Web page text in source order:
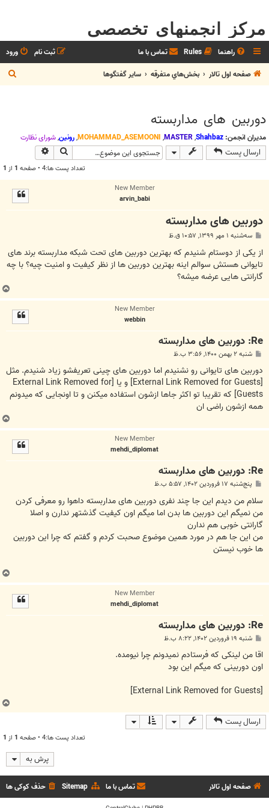
مرکز انجمنهای تخصصی
راهنما Rules تماس با ما ورود
ثبت نام
صفحه اول تالار
بخش‌‌هاي متفرقه ساير گفتگوها
س
دوربین های مداربسته
مدیران انجمن: Shahbaz
,
MASTER
,
MOHAMMAD_ASEMOONI
,رونین,شوراي نظارت
ارسال پست جستجو
تعداد پست ها:4 • صفحه 1 از 1
New Member
arvin_babi
دوربین های مداربسته
ت
سه‌شنبه ۱ مهر ۱۳۹۹, ۱۰:۵۷ ق.ظ
از یکی از دوستام شنیدم که بهترین دوربین های تحت شبکه مداربسته برند های
تایوانی هستش سوالم اینه بهترین دوربین ها از نظر کیفیت و امنیت چیه؟ با چه
گارانتی هایی عرضه میشه؟
New Member
webbin
Re: دوربین های مداربسته
ت
شنبه ۲ بهمن ۱۴۰۰, ۳:۵۶ ب.ظ
دوربین های تایوانی رو نشنیدم اما دوربین های چینی تعریفشو زیاد شنیدم. مثل
[External Link Removed for Guests]
و یا [External Link Removed for
Guests] که تقریبا تو اکثر جاها ازشون استفاده میکنن و تا اونجایی که میدونم
همه ازشون راضی ان
New Member
mehdi_diplomat
Re: دوربین های مداربسته
س
ت
پنج‌شنبه ۱۷ فروردین ۱۴۰۲, ۵:۵۷ ب.ظ
سلام من دیدم این جا چند نفری دوربین های مداربسته داهوا رو معرفی کردن
من نمیگم این دوربین ها بدن اما میگم اون کیفیت گذشتهر ندارن و اصلا
گارانتی خوبی هم ندارن
من این جا هم در مورد همین موضوع صحبت کردم و گفتم که چرا این دوربین
ها خوب نیستن
New Member
mehdi_diplomat
Re: دوربین های مداربسته
ت
شنبه ۱۹ فروردین ۱۴۰۲, ۸:۲۲ ب.ظ
اقا من لینکی که فرستادم نمیدونم چرا نیومده.
اون دوربینی که میگم این بود
[External Link Removed for Guests]
ارسال پست
تعداد پست ها:4 • صفحه 1 از 1
پرش به
صفحه اول تالار حذف کوکی ها Sitemap تماس با ما